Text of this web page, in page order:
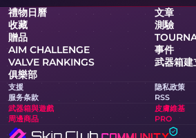
禮物日曆
文章
收藏
測驗
贈品
AIM CHALLENGE
事件
VALVE RANKINGS
武器箱建
俱樂部
支援
隐私政策
服务条款
RSS
武器箱與遊戲
皮膚維基
周邊商品
PRO